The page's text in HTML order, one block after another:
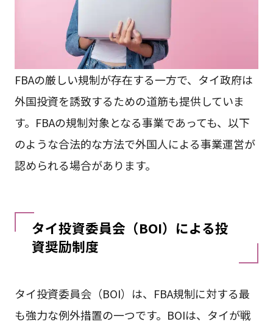
FBAの厳しい規制が存在する一方で、タイ政府は
外国投資を誘致するための道筋も提供していま
す。FBAの規制対象となる事業であっても、以下
のような合法的な方法で外国人による事業運営が
認められる場合があります。
タイ投資委員会（BOI）による投
資奨励制度
タイ投資委員会（BOI）は、FBA規制に対する最
も強力な例外措置の一つです。BOIは、タイが戦